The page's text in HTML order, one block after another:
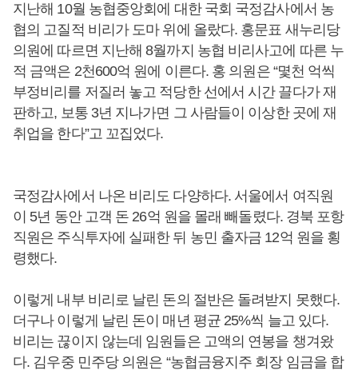
지난해 10월 농협중앙회에 대한 국회 국정감사에서 농
협의 고질적 비리가 도마 위에 올랐다. 홍문표 새누리당
의원에 따르면 지난해 8월까지 농협 비리사고에 따른 누
적 금액은 2천600억 원에 이른다. 홍 의원은 “몇천 억씩
부정비리를 저질러 놓고 적당한 선에서 시간 끌다가 재
판하고, 보통 3년 지나가면 그 사람들이 이상한 곳에 재
취업을 한다”고 꼬집었다.
국정감사에서 나온 비리도 다양하다. 서울에서 여직원
이 5년 동안 고객 돈 26억 원을 몰래 빼돌렸다. 경북 포항
직원은 주식투자에 실패한 뒤 농민 출자금 12억 원을 횡
령했다.
이렇게 내부 비리로 날린 돈의 절반은 돌려받지 못했다.
더구나 이렇게 날린 돈이 매년 평균 25%씩 늘고 있다.
비리는 끊이지 않는데 임원들은 고액의 연봉을 챙겨왔
다. 김우중 민주당 의원은 “농협금융지주 회장 임금을 합